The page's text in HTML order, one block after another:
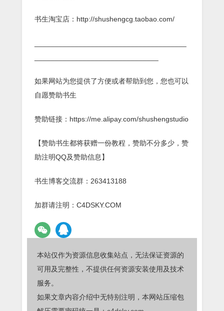
书生淘宝店：http://shushengcg.taobao.com/
如果网站为您提供了方便或者帮助到您，您也可以
自愿赞助书生
赞助链接：https://me.alipay.com/shushengstudio
【赞助书生都将获赠一份教程，赞助不分多少，赞
助注明QQ及赞助信息】
书生博客交流群：263413188
加群请注明：C4DSKY.COM
本站仅作为资源信息收集站点，无法保证资源的
可用及完整性，不提供任何资源安装使用及技术
服务。
如果文章内容介绍中无特别注明，本网站压缩包